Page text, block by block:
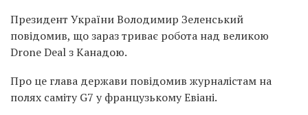
Президент України Володимир Зеленський
повідомив, що зараз триває робота над великою
Drone Deal з Канадою.
Про це глава держави повідомив журналістам на
полях саміту G7 у французькому Евіані.